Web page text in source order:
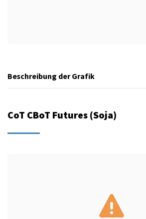
Beschreibung der Grafik
CoT CBoT Futures (Soja)